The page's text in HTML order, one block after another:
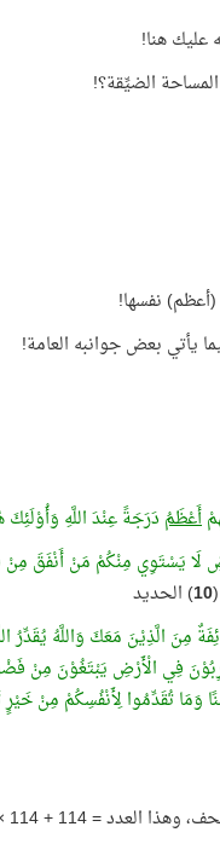
عليك هنا!
الضيِّقة؟!
نفسها!
يأتي بعض جوانبه العامة!
أَعْظَمُ دَرَجَةً عِنْدَ اللَّهِ وَأُوْلَئِكَ
لَا يَسْتَوِي مِنْكُمْ مَنْ أَنْفَقَ مِنْ
10) الحديد
مِنَ الَّذِيْنَ مَعَكَ وَاللَّهُ يُقَدِّرُ
فِي الْأَرْضِ يَبْتَغُوْنَ مِنْ فَضْلِ
وَمَا تُقَدِّمُوا لِأَنْفُسِكُمْ مِنْ